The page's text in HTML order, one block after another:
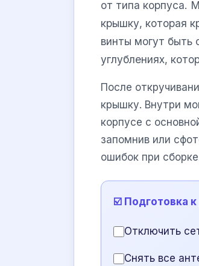
от типа корпуса.
крышку, которая
винты могут быть
углублениях,
После
крышку. Внутри
корпусе с
запомнив или
ошибок при
☑️ Подготовка
Отключить
Снять все